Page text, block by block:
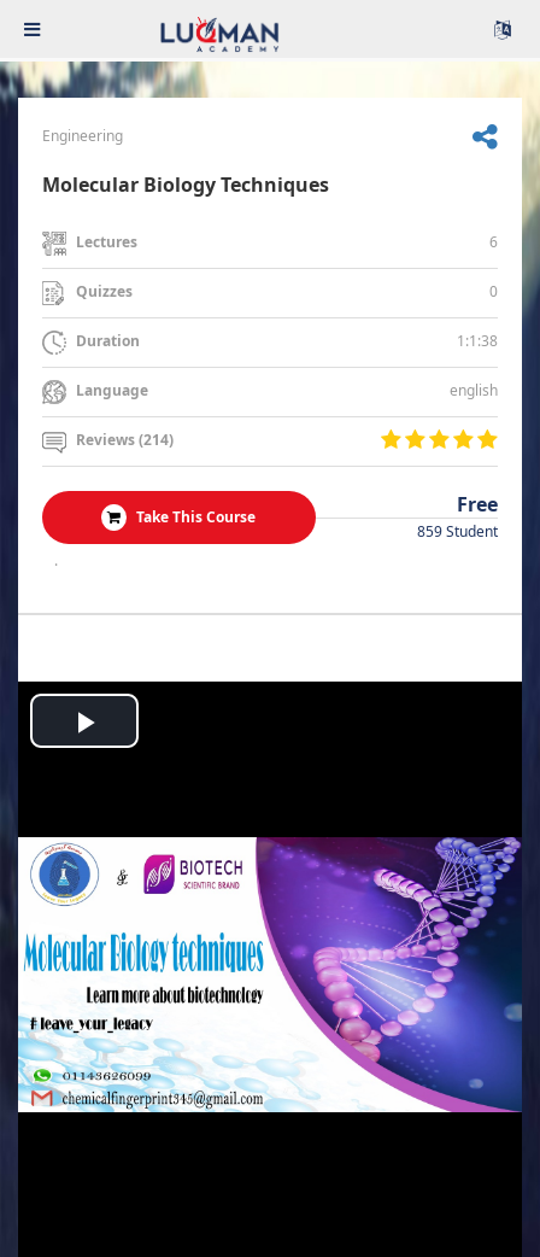
Engineering
Molecular Biology Techniques
Lectures 6
Quizzes 0
Duration 1:1:38
Language english
Reviews (214)
Take This Course Free
859 Student
.
Play